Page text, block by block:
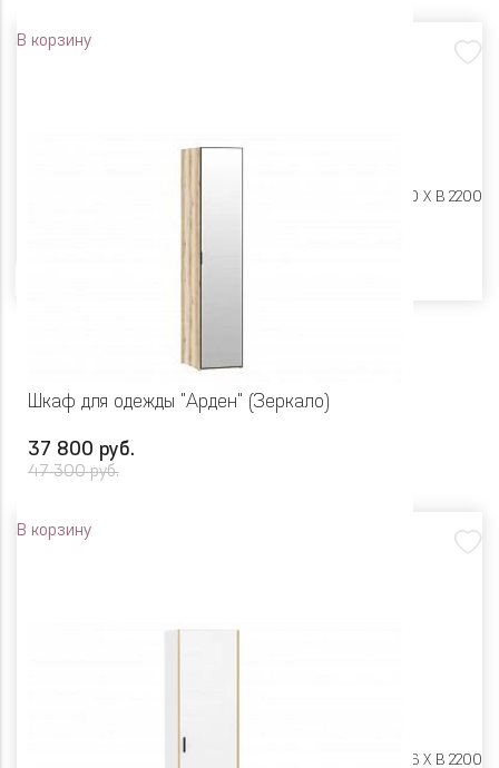
В корзину
Ш 450 X Г 600 X В 2200
Шкаф для одежды "Арден" (Зеркало)
37 800 руб.
47 300 руб.
В корзину
Ш 450 X Г 606 X В 2200